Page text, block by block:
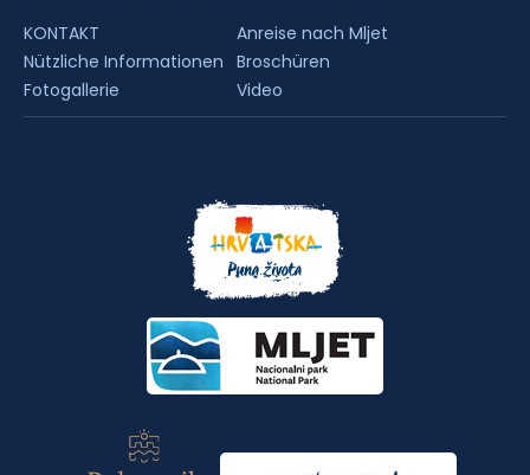
KONTAKT
Anreise nach Mljet
Nützliche Informationen Broschüren
Fotogallerie
Video